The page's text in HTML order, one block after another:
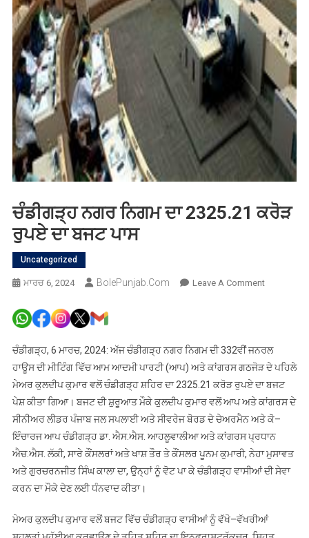
ਚੰਡੀਗੜ੍ਹ ਨਗਰ ਨਿਗਮ ਦਾ 2325.21 ਕਰੋੜ
ਰੁਪਏ ਦਾ ਬਜਟ ਪਾਸ
Uncategorized
ਮਾਰਚ 6, 2024 BolePunjab.com Leave A CommentOn
ਦਾ
2325.21
ਬਜਟ
ਪਾਸ
ਚੰਡੀਗੜ੍ਹ, 6 ਮਾਰਚ, 2024: ਅੱਜ ਚੰਡੀਗੜ੍ਹ ਨਗਰ ਨਿਗਮ ਦੀ 332ਵੀਂ ਜਨਰਲ
ਹਾਊਸ ਦੀ ਮੀਟਿੰਗ ਵਿੱਚ ਆਮ ਆਦਮੀ ਪਾਰਟੀ (ਆਪ) ਅਤੇ ਕਾਂਗਰਸ ਗਠਜੋੜ ਦੇ ਪਹਿਲੇ
ਮੇਅਰ ਕੁਲਦੀਪ ਕੁਮਾਰ ਵਲੋਂ ਚੰਡੀਗੜ੍ਹ ਸ਼ਹਿਰ ਦਾ 2325.21 ਕਰੋੜ ਰੁਪਏ ਦਾ ਬਜਟ
ਪੇਸ਼ ਕੀਤਾ ਗਿਆ। ਬਜਟ ਦੀ ਸ਼ੁਰੂਆਤ ਮੌਕੇ ਕੁਲਦੀਪ ਕੁਮਾਰ ਵਲੋਂ ਆਪ ਅਤੇ ਕਾਂਗਰਸ ਦੇ
ਸੀਨੀਅਰ ਲੀਡਰ ਪੰਜਾਬ ਜਲ ਸਪਲਾਈ ਅਤੇ ਸੀਵਰੇਜ ਬੋਰਡ ਦੇ ਚੇਅਰਮੈਨ ਅਤੇ ਕੋ–
ਇੰਚਾਰਜ ਆਪ ਚੰਡੀਗੜ੍ਹ ਡਾ. ਐਸ.ਐਸ. ਆਹਲੂਵਾਲੀਆ ਅਤੇ ਕਾਂਗਰਸ ਪ੍ਰਧਾਨ
ਐਚ.ਐਸ. ਲੱਕੀ, ਸਾਰੇ ਕੌਂਸਲਰਾਂ ਅਤੇ ਖਾਸ਼ ਤੌਰ ਤੇ ਕੌਂਸਲਰ ਪੂਨਮ ਕੁਮਾਰੀ, ਨੇਹਾ ਮੁਸਾਵਤ
ਅਤੇ ਗੁਰਚਰਨਜੀਤ ਸਿੰਘ ਕਾਲਾ ਦਾ, ਉਨ੍ਹਾਂ ਨੂੰ ਵੋਟ ਪਾ ਕੇ ਚੰਡੀਗੜ੍ਹ ਵਾਸੀਆਂ ਦੀ ਸੇਵਾ
ਕਰਨ ਦਾ ਮੌਕੇ ਦੇਣ ਲਈ ਧੰਨਵਾਦ ਕੀਤਾ।
ਮੇਅਰ ਕੁਲਦੀਪ ਕੁਮਾਰ ਵਲੋਂ ਬਜਟ ਵਿੱਚ ਚੰਡੀਗੜ੍ਹ ਵਾਸੀਆਂ ਨੂੰ ਵੱਖੋ–ਵੱਖਰੀਆਂ